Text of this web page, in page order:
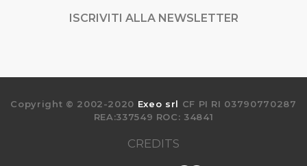
ISCRIVITI ALLA NEWSLETTER
Copyright © 2002-2020 Exeo srl CF PI RI 03790770287
REA:337549 ROC: 34841
CREDITS